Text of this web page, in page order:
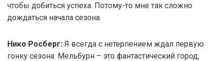
чтобы добиться успеха. Потому-то мне так сложно
дождаться начала сезона.
Нико Росберг: Я всегда с нетерпением ждал первую
гонку сезона. Мельбурн – это фантастический город,